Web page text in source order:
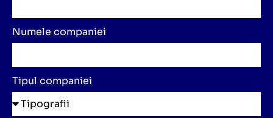
Numele companiei
Tipul companiei